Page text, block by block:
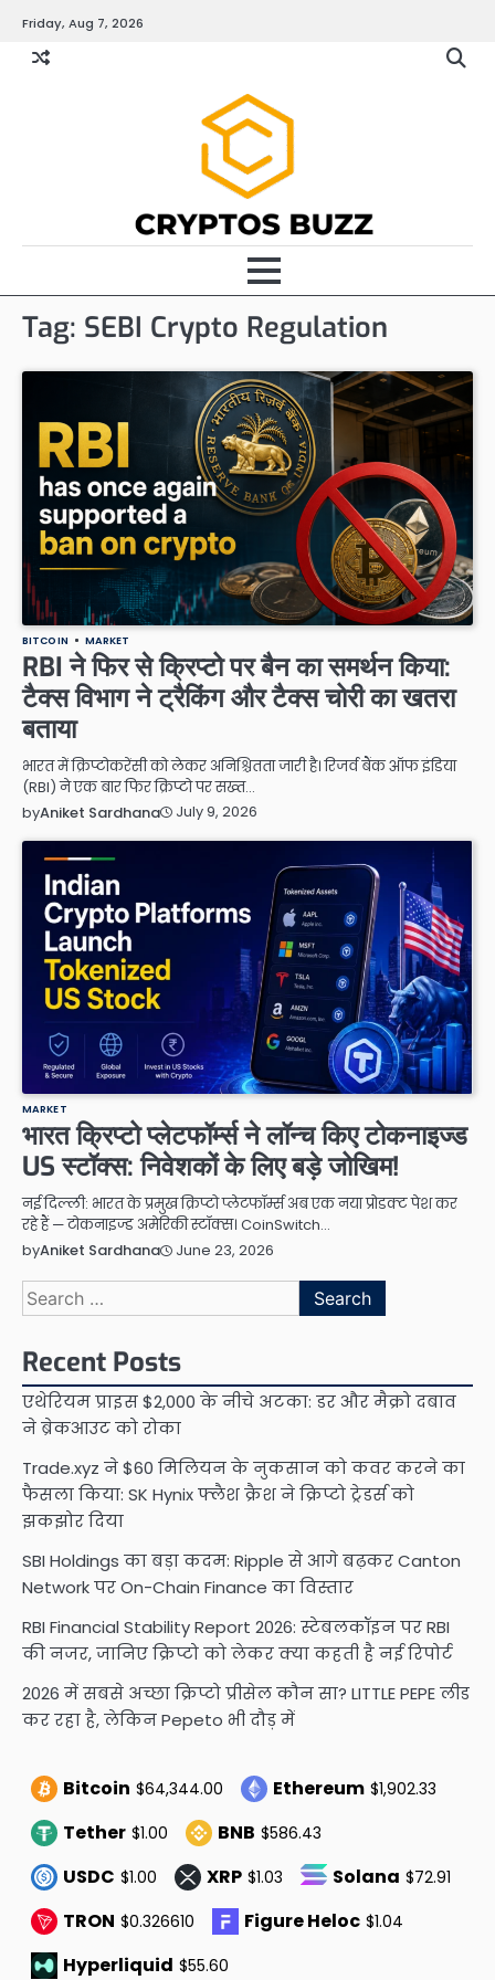
content
Friday, Aug 7, 2026
Tag: SEBI Crypto Regulation
BITCOIN MARKET
RBI ने फिर से क्रिप्टो पर बैन का समर्थन किया:
टैक्स विभाग ने ट्रैकिंग और टैक्स चोरी का खतरा
बताया
भारत में क्रिप्टोकरेंसी को लेकर अनिश्चितता जारी है। रिजर्व बैंक ऑफ इंडिया
(RBI) ने एक बार फिर क्रिप्टो पर सख्त…
byAniket Sardhana July 9, 2026
MARKET
भारत क्रिप्टो प्लेटफॉर्म्स ने लॉन्च किए टोकनाइज्ड
US स्टॉक्स: निवेशकों के लिए बड़े जोखिम!
नई दिल्ली: भारत के प्रमुख क्रिप्टो प्लेटफॉर्म्स अब एक नया प्रोडक्ट पेश कर
रहे हैं — टोकनाइज्ड अमेरिकी स्टॉक्स। CoinSwitch…
byAniket Sardhana June 23, 2026
Search
for:
Recent Posts
एथेरियम प्राइस $2,000 के नीचे अटका: डर और मैक्रो दबाव
ने ब्रेकआउट को रोका
Trade.xyz ने $60 मिलियन के नुकसान को कवर करने का
फैसला किया: SK Hynix फ्लैश क्रैश ने क्रिप्टो ट्रेडर्स को
झकझोर दिया
SBI Holdings का बड़ा कदम: Ripple से आगे बढ़कर Canton
Network पर On-Chain Finance का विस्तार
RBI Financial Stability Report 2026: स्टेबलकॉइन पर RBI
की नजर, जानिए क्रिप्टो को लेकर क्या कहती है नई रिपोर्ट
2026 में सबसे अच्छा क्रिप्टो प्रीसेल कौन सा? LITTLE PEPE लीड
कर रहा है, लेकिन Pepeto भी दौड़ में
Bitcoin $64,344.00 Ethereum $1,902.33
Tether $1.00 BNB $586.43
USDC $1.00 XRP $1.03 Solana $72.91
TRON $0.326610 Figure Heloc $1.04
Hyperliquid $55.60